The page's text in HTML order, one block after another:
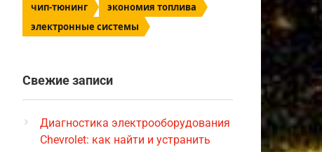
чип-тюнинг
экономия топлива
электронные системы
Свежие записи
Диагностика электрооборудования
Chevrolet: как найти и устранить